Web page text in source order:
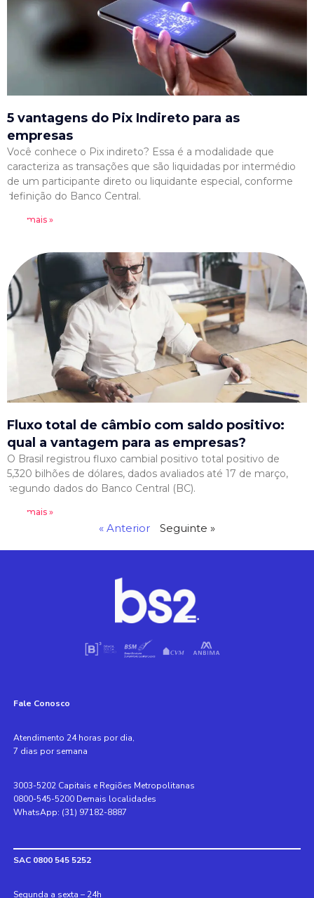
5 vantagens do Pix Indireto para as
empresas
Você conhece o Pix indireto? Essa é a modalidade que
caracteriza as transações que são liquidadas por intermédio
de um participante direto ou liquidante especial, conforme
definição do Banco Central.
Leia mais »
Fluxo total de câmbio com saldo positivo:
qual a vantagem para as empresas?
O Brasil registrou fluxo cambial positivo total positivo de
5,320 bilhões de dólares, dados avaliados até 17 de março,
segundo dados do Banco Central (BC).
Leia mais »
« Anterior Seguinte »
Fale Conosco
Atendimento 24 horas por dia,
7 dias por semana
3003-5202 Capitais e Regiões Metropolitanas
0800-545-5200 Demais localidades
WhatsApp: (31) 97182-8887
SAC 0800 545 5252
Segunda a sexta – 24h